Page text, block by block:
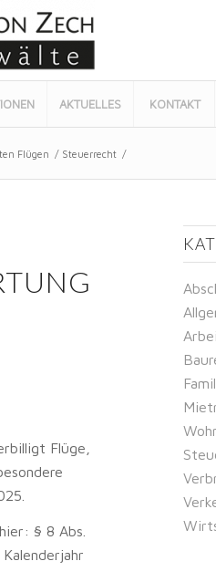
AKTUELLES KONTAKT
Flügen / Steuerrecht /
Flüge,
§ 8 Abs.